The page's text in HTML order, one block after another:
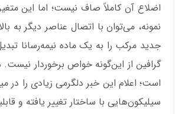
اضلاع آن کاملاً صاف نیست؛ اما این
نمونه، می‌توان با اتصال عناصر دیگر به
جدید مرکب را به یک ماده‌ نیمه‌رسانا
گرافین از این‌گونه خواص برخوردار
است؛ اعلام این خبر دلگرمی زیادی را در
سیلیکون‌هایی با ساختار تغییر یافته و